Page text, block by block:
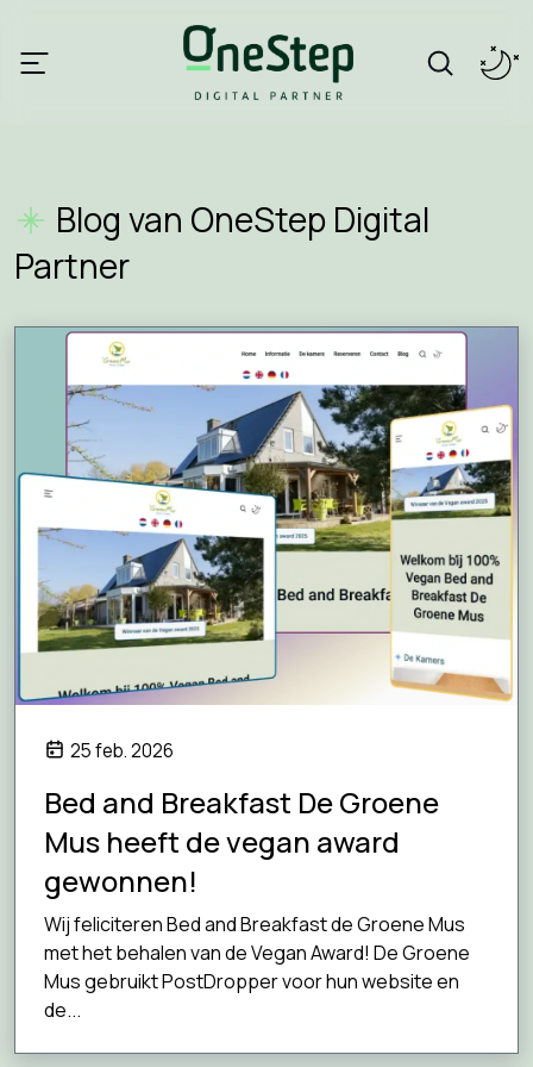
Blog van OneStep Digital
Partner
25 feb. 2026
Bed and Breakfast De Groene
Mus heeft de vegan award
gewonnen!
Wij feliciteren Bed and Breakfast de Groene Mus
met het behalen van de Vegan Award! De Groene
Mus gebruikt PostDropper voor hun website en
de...